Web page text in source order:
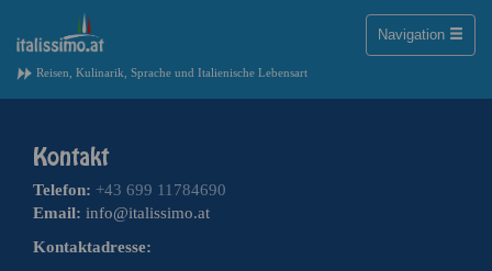
Reisen, Kulinarik, Sprache und Italienische Lebensart
Navigation Toggle
Telefon: +43 699 11784690
Email: info@italissimo.at
Kontaktadresse: